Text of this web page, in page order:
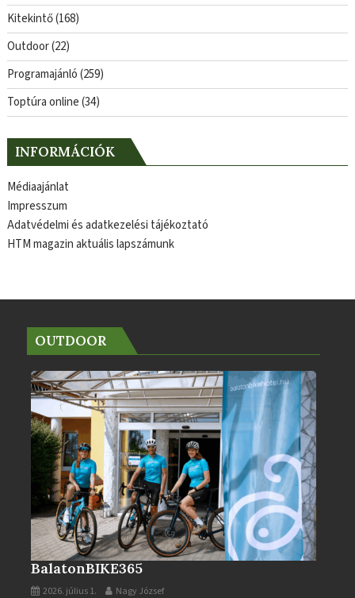
Kitekintő(168)
Outdoor(22)
Programajánló(259)
Toptúra online(34)
INFORMÁCIÓK
Médiaajánlat
Impresszum
Adatvédelmi és adatkezelési tájékoztató
HTM magazin aktuális lapszámunk
OUTDOOR
BalatonBIKE365
2026. július 1. Nagy József